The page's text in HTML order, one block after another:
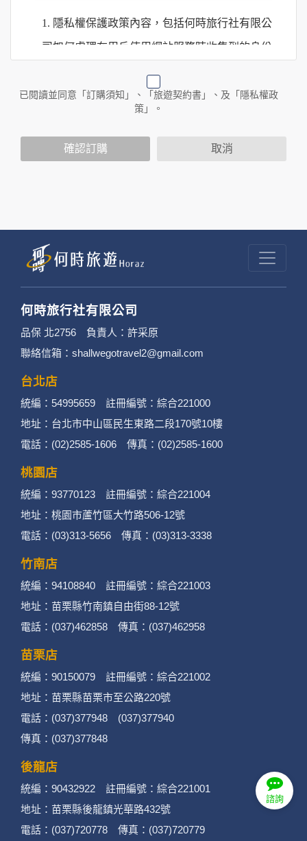
1. 隱私權保護政策內容，包括何時旅行社有限公
司如何處理在用戶使用網站服務時收集到的身份
份識別資料。
以外的公司 or 網站群，與非何時旅行社有限公
提供的個人資訊，這些廣告廠商或連結網站有其
個別的隱私權保護政策，其資料處理措施不適用
3. 您個人在何時旅行社有限公司旗下網站上的聊
天室或討論區中任意公開個人資料的行為，在非
經加密的保護下，不適用於何時旅行社有限公司
隱私權保護政策。
二、個資蒐集處理利用
2. 蒐集目的：提供本公司相關服務、行銷、客戶
管理、會員管理及其他與第三人合作之行銷推廣
活動。
3. 個人資料類別：
辨識個人者(包含但不限於中英文姓名、地
號、社群．媒體帳號、網路平台申請之帳
號及其他任何可辨識資料本人者等)。
辨識財務者(包含但不限於金融機構帳戶之
信用卡有效期限、個人之其他號碼或帳戶
政府資料中之辨識者(包含但不限於身分證
已閱讀並同意「訂購須知」、「旅遊契約書」、及「隱私權政
策」。
確認訂購 取消
諮詢
何時旅行社有限公司
品保 北2756 負責人：許采原
聯絡信箱：shallwegotravel2@gmail.com
台北店
統編：54995659 註冊編號：綜合221000
地址：台北市中山區民生東路二段170號10樓
電話：(02)2585-1606 傳真：(02)2585-1600
桃園店
統編：93770123 註冊編號：綜合221004
地址：桃園市蘆竹區大竹路506-12號
電話：(03)313-5656 傳真：(03)313-3338
竹南店
統編：94108840 註冊編號：綜合221003
地址：苗栗縣竹南鎮自由街88-12號
電話：(037)462858 傳真：(037)462958
苗栗店
統編：90150079 註冊編號：綜合221002
地址：苗栗縣苗栗市至公路220號
電話：(037)377948 (037)377940
傳真：(037)377848
後龍店
統編：90432922 註冊編號：綜合221001
地址：苗栗縣後龍鎮光華路432號
電話：(037)720778 傳真：(037)720779